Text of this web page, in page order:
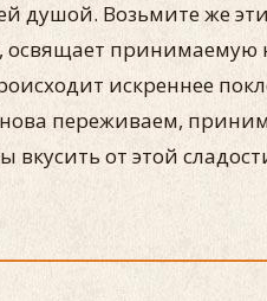
душой. Возьмите же
искреннее
переживаем,
от этой